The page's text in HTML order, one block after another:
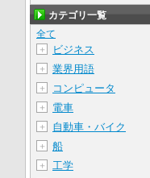
カテゴリ一覧
全て
＋
ビジネス
＋ 業界用語
＋ コンピュータ
＋ 電車
＋ 自動車・バイク
＋ 船
＋ 工学